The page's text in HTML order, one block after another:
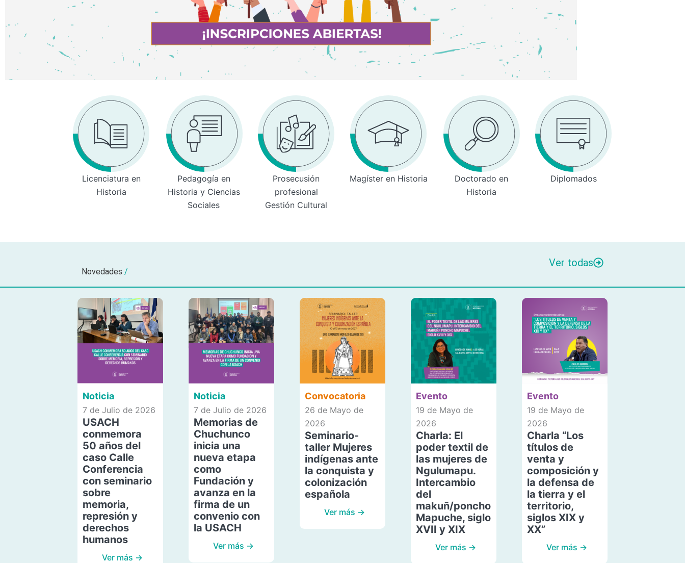
Licenciatura en
Historia
Pedagogía en
Historia y Ciencias
Sociales
Prosecusión
profesional
Gestión Cultural
Magíster en Historia
Doctorado en
Historia
Diplomados
Novedades /
Ver todas
Noticia
7 de Julio de 2026
USACH
conmemora
50 años del
caso Calle
Conferencia
con seminario
sobre
memoria,
represión y
derechos
humanos
Ver más →
Noticia
7 de Julio de 2026
Memorias de
Chuchunco
inicia una
nueva etapa
como
Fundación y
avanza en la
firma de un
convenio con
la USACH
Ver más →
Convocatoria
26 de Mayo de
2026
Seminario-
taller Mujeres
indígenas ante
la conquista y
colonización
española
Ver más →
Evento
19 de Mayo de
2026
Charla: El
poder textil de
las mujeres de
Ngulumapu.
Intercambio
del
makuñ/poncho
Mapuche, siglo
XVII y XIX
Ver más →
Evento
19 de Mayo de
2026
Charla “Los
títulos de
venta y
composición y
la defensa de
la tierra y el
territorio,
siglos XIX y
XX”
Ver más →